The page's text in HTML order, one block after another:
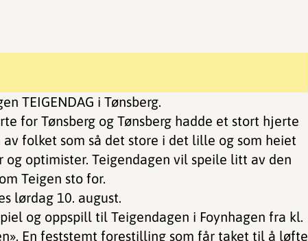
TEIGENDAG i Tønsberg.
for Tønsberg og Tønsberg hadde et stort hjerte
folket som så det store i det lille og som heiet
optimister. Teigendagen vil speile litt av den
Teigen sto for.
lørdag 10. august.
og oppspill til Teigendagen i Foynhagen fra kl.
En feststemt forestilling som får taket til å løfte